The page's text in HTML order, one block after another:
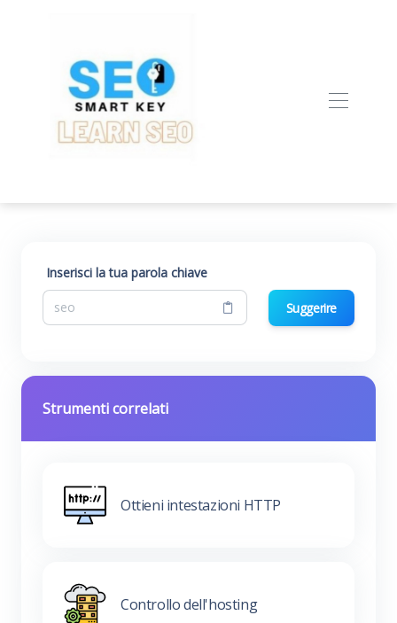
Inserisci la tua parola chiave
Suggerire
Strumenti correlati
Ottieni intestazioni HTTP
Controllo dell'hosting